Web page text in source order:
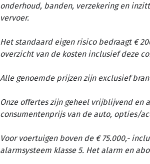
onderhoud, banden, verzekering en
vervoer.
Het standaard eigen risico bedraagt €
overzicht van de kosten inclusief deze
Alle genoemde prijzen zijn exclusief
Onze offertes zijn geheel vrijblijvend
consumentenprijs van de auto, opties/
Voor voertuigen boven de € 75.000,-
alarmsysteem klasse 5. Het alarm en